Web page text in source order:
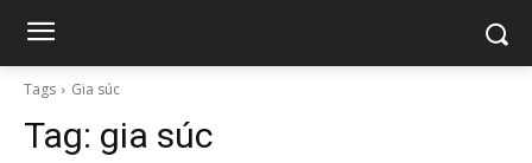
Tags Gia súc
Tag: gia súc